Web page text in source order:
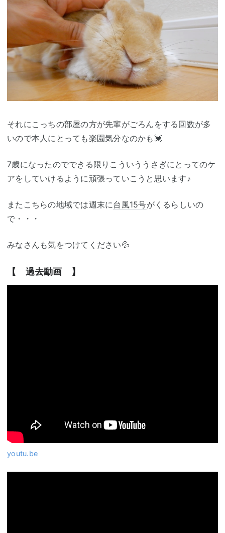
それにこっちの部屋の方が先輩がごろんをする回数が多
いので本人にとっても楽園気分なのかも💓
7歳になったのでできる限りこういううさぎにとってのケ
アをしていけるように頑張っていこうと思います♪
またこちらの地域では週末に台風15号がくるらしいの
で・・・
みなさんも気をつけてください💦
【 過去動画 】
youtu.be